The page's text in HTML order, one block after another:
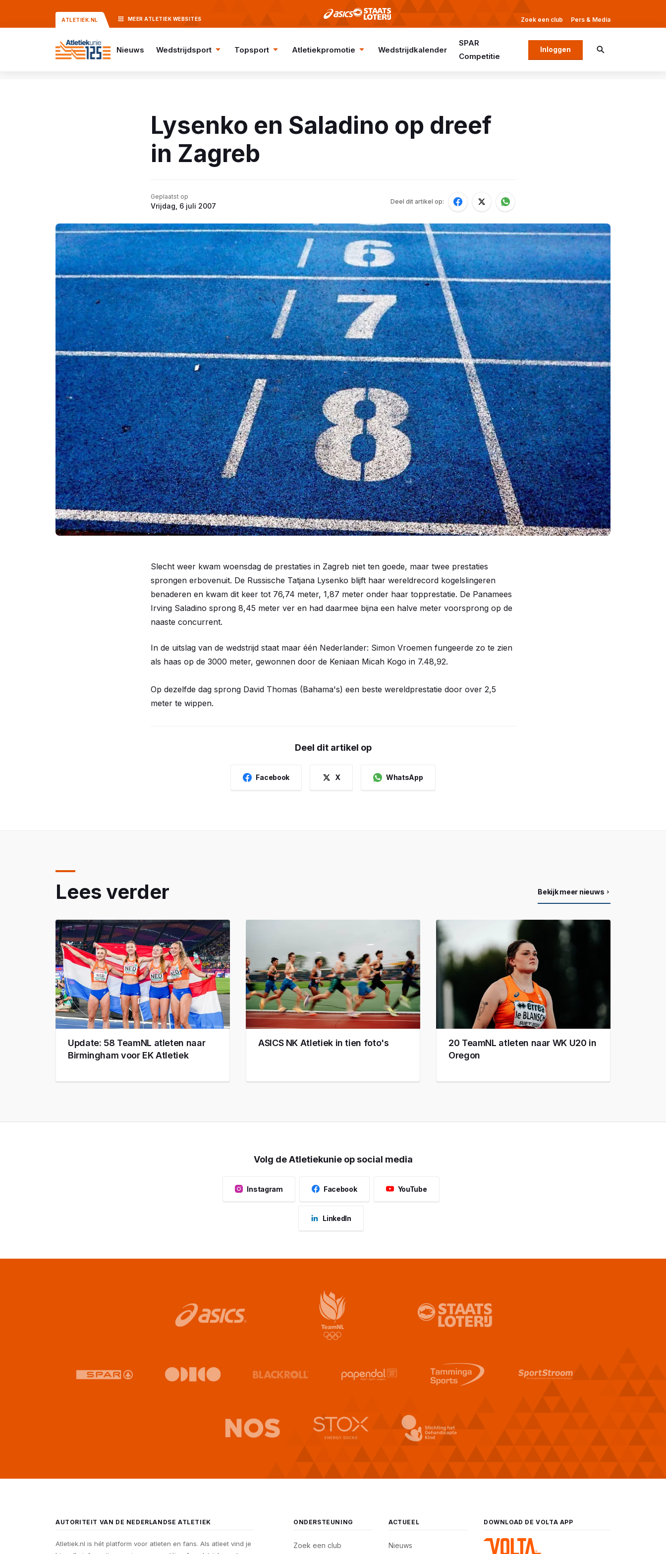
ATLETIEK.NL MEER ATLETIEK WEBSITES Zoek een club Pers & Media
Nieuws Wedstrijdsport Topsport Atletiekpromotie Wedstrijdkalender
SPAR
Competitie
Inloggen
Lysenko en Saladino op dreef
in Zagreb
Geplaatst op
Vrijdag, 6 juli 2007
Deel dit artikel op:
Slecht weer kwam woensdag de prestaties in Zagreb niet ten goede, maar twee prestaties
sprongen erbovenuit. De Russische Tatjana Lysenko blijft haar wereldrecord kogelslingeren
benaderen en kwam dit keer tot 76,74 meter, 1,87 meter onder haar topprestatie. De Panamees
Irving Saladino sprong 8,45 meter ver en had daarmee bijna een halve meter voorsprong op de
naaste concurrent.
In de uitslag van de wedstrijd staat maar één Nederlander: Simon Vroemen fungeerde zo te zien
als haas op de 3000 meter, gewonnen door de Keniaan Micah Kogo in 7.48,92.
Op dezelfde dag sprong David Thomas (Bahama's) een beste wereldprestatie door over 2,5
meter te wippen.
Deel dit artikel op
Facebook X WhatsApp
Lees verder Bekijk meer nieuws
Update: 58 TeamNL atleten naar
Birmingham voor EK Atletiek
ASICS NK Atletiek in tien foto's
20 TeamNL atleten naar WK U20 in
Oregon
Volg de Atletiekunie op social media
Instagram Facebook YouTube
LinkedIn
AUTORITEIT VAN DE NEDERLANDSE ATLETIEK
Atletiek.nl is hét platform voor atleten en fans. Als atleet vind je
ONDERSTEUNING
Zoek een club
ACTUEEL
Nieuws
DOWNLOAD DE VOLTA APP